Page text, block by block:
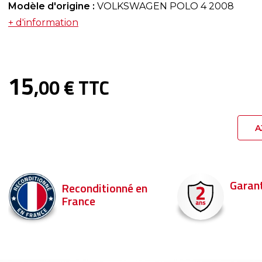
Modèle d'origine : VOLKSWAGEN POLO 4 2008
+ d'information
15,00 € TTC
Reconditionné en
France
Garantie 2 ans